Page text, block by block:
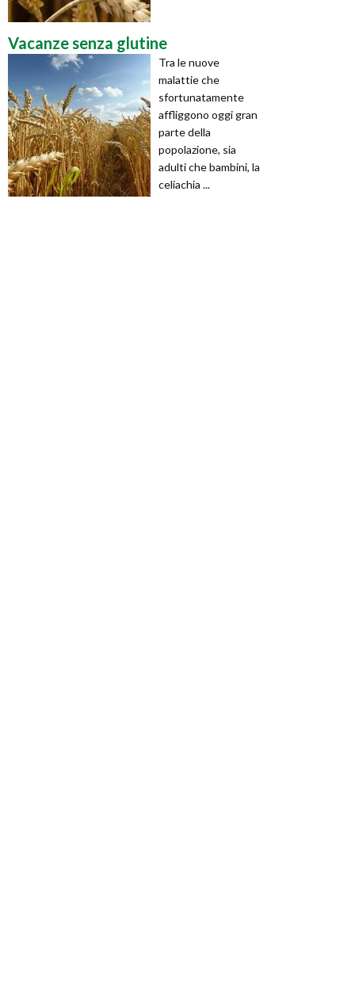
Vacanze senza glutine
Tra le nuove
malattie che
sfortunatamente
affliggono oggi gran
parte della
popolazione, sia
adulti che bambini, la
celiachia ...